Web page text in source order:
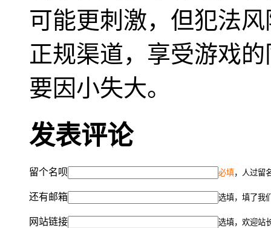
可能更刺激，但犯法
正规渠道，享受游戏
要因小失大。
发表评论
留个名呗 必填，人过留
还有邮箱 选填，填了我
网站链接 选填，欢迎站